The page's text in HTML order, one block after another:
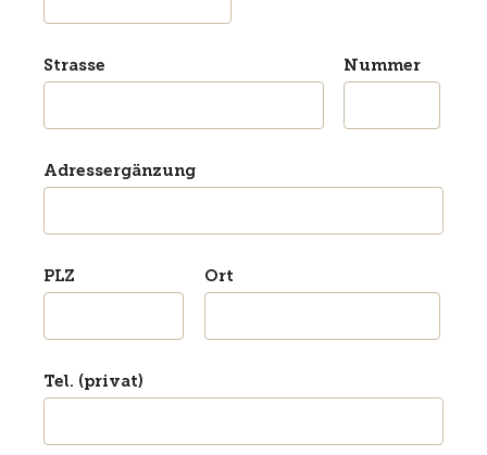
Strasse Nummer
Adressergänzung
PLZ Ort
Tel. (privat)